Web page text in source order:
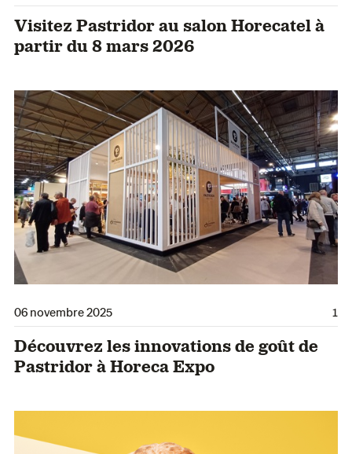
Visitez Pastridor au salon Horecatel à
partir du 8 mars 2026
06 novembre 2025 1
Découvrez les innovations de goût de
Pastridor à Horeca Expo